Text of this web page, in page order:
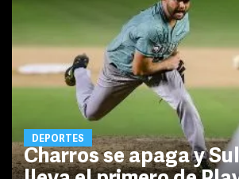
DEPORTES
Charros se apaga y